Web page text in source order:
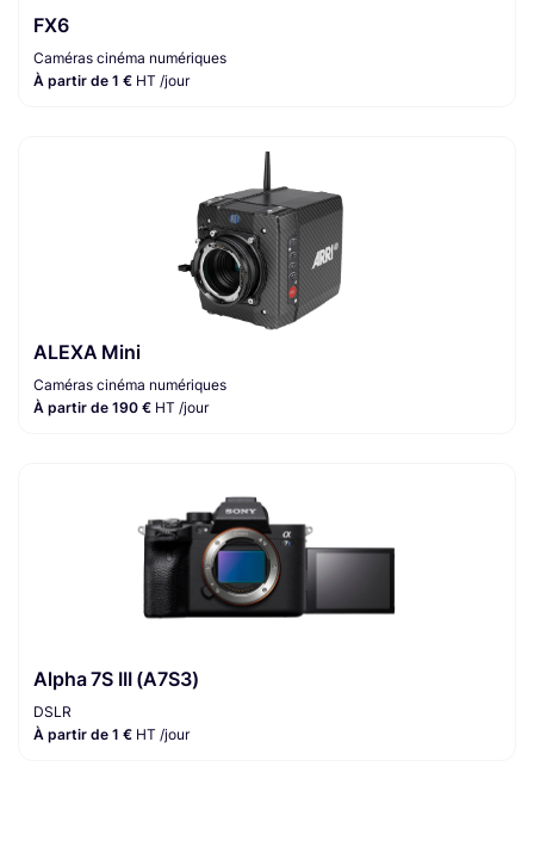
FX6
Caméras cinéma numériques
À partir de 1 € HT /jour
ALEXA Mini
Caméras cinéma numériques
À partir de 190 € HT /jour
Alpha 7S III (A7S3)
DSLR
À partir de 1 € HT /jour